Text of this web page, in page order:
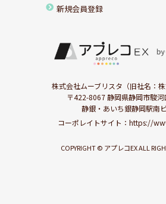
新規会員登録
株式会社ムーブリスタ（旧社名：株
〒422-8067 静岡県静岡市駿河
静銀・あいち銀静岡駅南
コーポレイトサイト： https://
COPYRIGHT © アプレコEX ALL